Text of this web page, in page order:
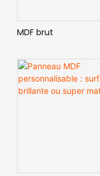
MDF brut